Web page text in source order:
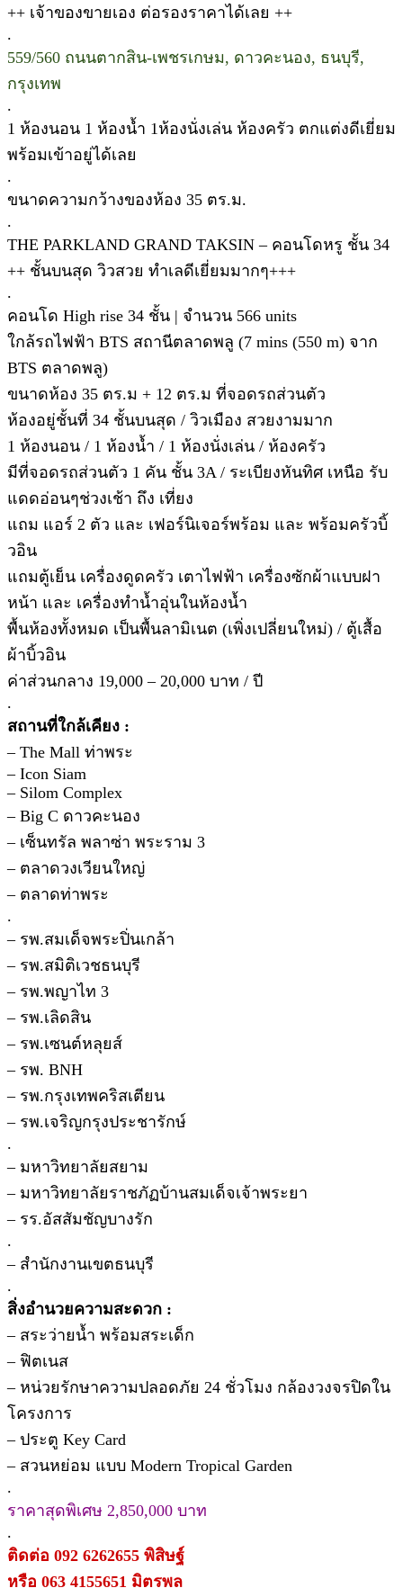
++ เจ้าของขายเอง ต่อรองราคาได้เลย ++
.
559/560 ถนนตากสิน-เพชรเกษม, ดาวคะนอง, ธนบุรี,
กรุงเทพ
.
1 ห้องนอน 1 ห้องน้ำ 1ห้องนั่งเล่น ห้องครัว ตกแต่งดีเยี่ยม
พร้อมเข้าอยู่ได้เลย
.
ขนาดความกว้างของห้อง 35 ตร.ม.
.
THE PARKLAND GRAND TAKSIN – คอนโดหรู ชั้น 34
++ ชั้นบนสุด วิวสวย ทำเลดีเยี่ยมมากๆ+++
.
คอนโด High rise 34 ชั้น | จำนวน 566 units
ใกล้รถไฟฟ้า BTS สถานีตลาดพลู (7 mins (550 m) จาก
BTS ตลาดพลู)
ขนาดห้อง 35 ตร.ม + 12 ตร.ม ที่จอดรถส่วนตัว
ห้องอยู่ชั้นที่ 34 ชั้นบนสุด / วิวเมือง สวยงามมาก
1 ห้องนอน / 1 ห้องน้ำ / 1 ห้องนั่งเล่น / ห้องครัว
มีที่จอดรถส่วนตัว 1 คัน ชั้น 3A / ระเบียงหันทิศ เหนือ รับ
แดดอ่อนๆช่วงเช้า ถึง เที่ยง
แถม แอร์ 2 ตัว และ เฟอร์นิเจอร์พร้อม และ พร้อมครัวบิ้
วอิน
แถมตู้เย็น เครื่องดูดครัว เตาไฟฟ้า เครื่องซักผ้าแบบฝา
หน้า และ เครื่องทำน้ำอุ่นในห้องน้ำ
พื้นห้องทั้งหมด เป็นพื้นลามิเนต (เพิ่งเปลี่ยนใหม่) / ตู้เสื้อ
ผ้าบิ้วอิน
ค่าส่วนกลาง 19,000 – 20,000 บาท / ปี
.
สถานที่ใกล้เคียง :
– The Mall ท่าพระ
– Icon Siam
– Silom Complex
– Big C ดาวคะนอง
– เซ็นทรัล พลาซ่า พระราม 3
– ตลาดวงเวียนใหญ่
– ตลาดท่าพระ
.
– รพ.สมเด็จพระปิ่นเกล้า
– รพ.สมิติเวชธนบุรี
– รพ.พญาไท 3
– รพ.เลิดสิน
– รพ.เซนต์หลุยส์
– รพ. BNH
– รพ.กรุงเทพคริสเตียน
– รพ.เจริญกรุงประชารักษ์
.
– มหาวิทยาลัยสยาม
– มหาวิทยาลัยราชภัฏบ้านสมเด็จเจ้าพระยา
– รร.อัสสัมชัญบางรัก
.
– สำนักงานเขตธนบุรี
.
สิ่งอำนวยความสะดวก :
– สระว่ายน้ำ พร้อมสระเด็ก
– ฟิตเนส
– หน่วยรักษาความปลอดภัย 24 ชั่วโมง กล้องวงจรปิดใน
โครงการ
– ประตู Key Card
– สวนหย่อม แบบ Modern Tropical Garden
.
ราคาสุดพิเศษ 2,850,000 บาท
.
ติดต่อ 092 6262655 พิสิษฐ์
หรือ 063 4155651 มิตรพล